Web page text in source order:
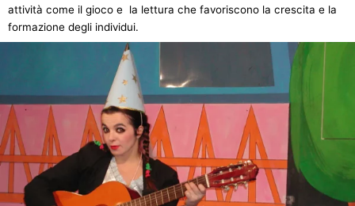
attività come il gioco e la lettura che favoriscono la crescita e la
formazione degli individui.